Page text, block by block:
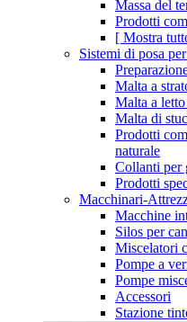
Massa del
Prodotti
[ Mostra
Sistemi di posa
Malta a
Malta a
Malta di
Prodotti
naturale
Collanti per
Prodotti
Macchinari-
Macchine
Silos per
Miscelatori
Pompe a
Pompe
Accessori
Stazione